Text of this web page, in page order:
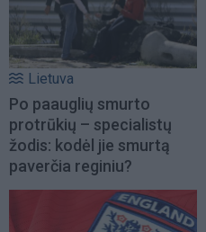
Lietuva
Po paauglių smurto
protrūkių – specialistų
žodis: kodėl jie smurtą
paverčia reginiu?